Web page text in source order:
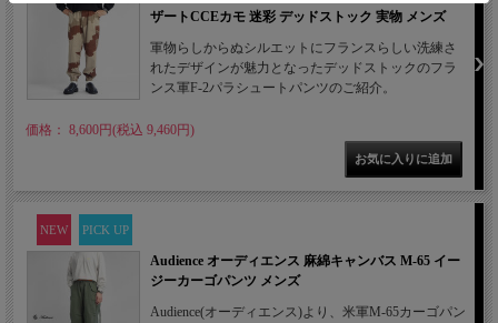
ザートCCEカモ 迷彩 デッドストック 実物 メンズ
軍物らしからぬシルエットにフランスらしい洗練さ
れたデザインが魅力となったデッドストックのフラ
ンス軍F-2パラシュートパンツのご紹介。
価格： 8,600円(税込 9,460円)
NEW PICK UP
Audience オーディエンス 麻綿キャンバス M-65 イー
ジーカーゴパンツ メンズ
Audience(オーディエンス)より、米軍M-65カーゴパン